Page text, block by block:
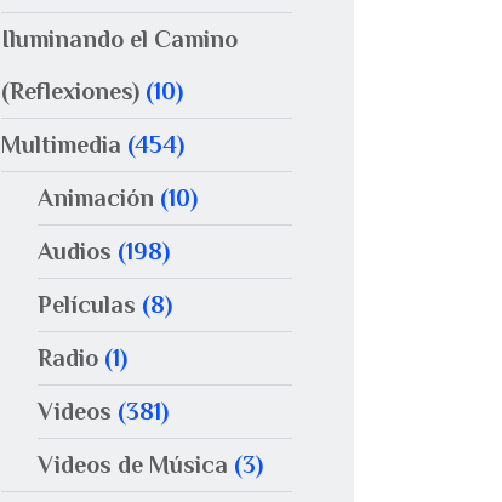
Iluminando el Camino
(Reflexiones) (10)
Multimedia (454)
Animación (10)
Audios (198)
Películas (8)
Radio (1)
Videos (381)
Videos de Música (3)